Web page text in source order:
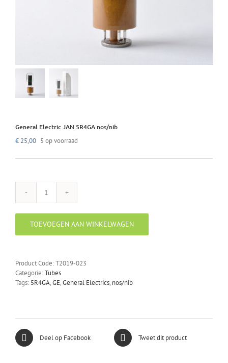
General Electric JAN 5R4GA nos/nib
€ 25,00 5 op voorraad
General
JAN
5R4GA
nos/nib
TOEVOEGEN AAN WINKELWAGEN
Product Code:T2019-023
Categorie:Tubes
Tags: 5R4GA,GE,General Electrics, nos/nib
Deel op Facebook Tweet dit product